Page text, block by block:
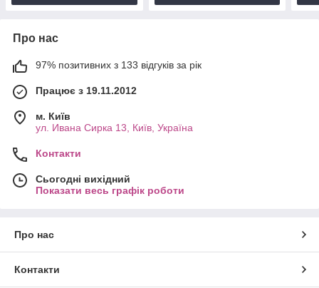
Про нас
97% позитивних з 133 відгуків за рік
Працює з 19.11.2012
м. Київ
ул. Ивана Сирка 13, Київ, Україна
Контакти
Сьогодні вихідний
Показати весь графік роботи
Про нас
Контакти